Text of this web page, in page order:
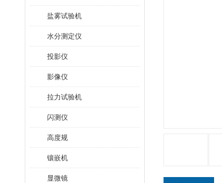
盐雾试验机
水分测定仪
投影仪
影像仪
拉力试验机
闪测仪
高度规
镶嵌机
显微镜